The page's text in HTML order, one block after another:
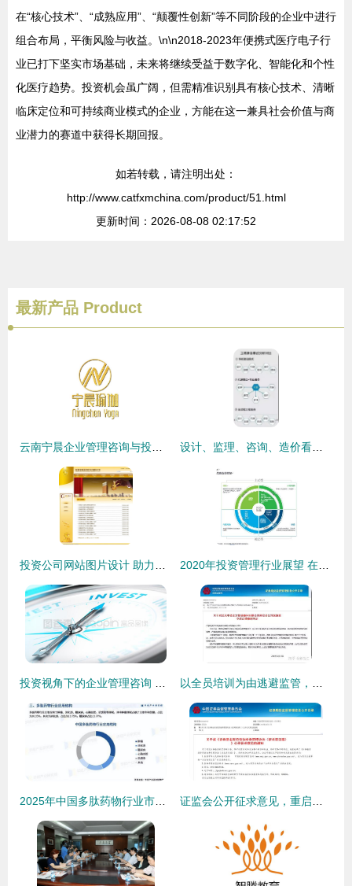
在“核心技术”、“成熟应用”、“颠覆性创新”等不同阶段的企业中进行
组合布局，平衡风险与收益。\n\n2018-2023年便携式医疗电子行
业已打下坚实市场基础，未来将继续受益于数字化、智能化和个性
化医疗趋势。投资机会虽广阔，但需精准识别具有核心技术、清晰
临床定位和可持续商业模式的企业，方能在这一兼具社会价值与商
业潜力的赛道中获得长期回报。
如若转载，请注明出处：
http://www.catfxmchina.com/product/51.html
更新时间：2026-08-08 02:17:52
最新产品 Product